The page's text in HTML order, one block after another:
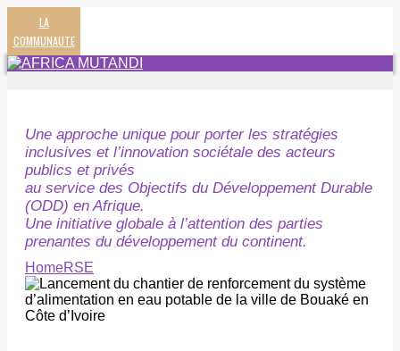
LA
COMMUNAUTE
Une approche unique pour porter les stratégies
inclusives et l’innovation sociétale des acteurs
publics et privés
au service des Objectifs du Développement Durable
(ODD) en Afrique.
Une initiative globale à l’attention des parties
prenantes du développement du continent.
HomeRSE